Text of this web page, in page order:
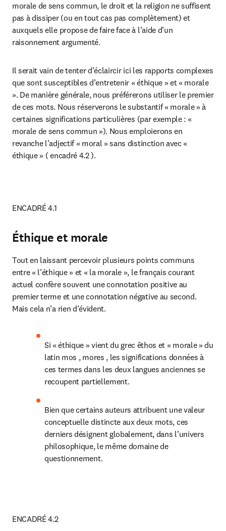
morale de sens commun, le droit et la religion ne suffisent
pas à dissiper (ou en tout cas pas complètement) et
auxquels elle propose de faire face à l’aide d’un
raisonnement argumenté.
Il serait vain de tenter d’éclaircir ici les rapports complexes
que sont susceptibles d’entretenir « éthique » et « morale
». De manière générale, nous préférerons utiliser le premier
de ces mots. Nous réserverons le substantif « morale » à
certaines significations particulières (par exemple : «
morale de sens commun »). Nous emploierons en
revanche l’adjectif « moral » sans distinction avec «
éthique » ( encadré 4.2 ).
ENCADRÉ 4.1
Éthique et morale
Tout en laissant percevoir plusieurs points communs
entre « l’éthique » et « la morale », le français courant
actuel confère souvent une connotation positive au
premier terme et une connotation négative au second.
Mais cela n’a rien d’évident.
Si « éthique » vient du grec êthos et « morale » du
latin mos , mores , les significations données à
ces termes dans les deux langues anciennes se
recoupent partiellement.
Bien que certains auteurs attribuent une valeur
conceptuelle distincte aux deux mots, ces
derniers désignent globalement, dans l’univers
philosophique, le même domaine de
questionnement.
ENCADRÉ 4.2